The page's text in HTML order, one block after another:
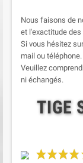
Nous faisons de
et l'exactitude
Si vous hésitez
mail ou téléphone.
Veuillez
ni échangés.
TIGE